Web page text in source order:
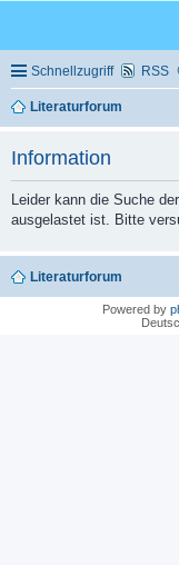
Schnellzugriff RSS
Literaturforum
Information
Leider kann die Suche
ausgelastet ist. Bitte
Literaturforum
Powered by